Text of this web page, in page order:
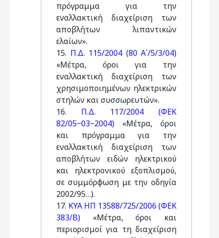
πρόγραμμα για την
εναλλακτική διαχείριση των
αποβλήτων λιπαντικών
ελαίων».
15. Π.Δ. 115/2004 (80 Α΄/5/3/04)
«Μέτρα, όροι για την
εναλλακτική διαχείριση των
χρησιμοποιημένων ηλεκτρικών
στηλών και συσσωρευτών».
16. Π.Δ. 117/2004 (ΦΕΚ
82/05−03−2004) «Μέτρα, όροι
και πρόγραμμα για την
εναλλακτική διαχείριση των
αποβλήτων ειδών ηλεκτρικού
και ηλεκτρονικού εξοπλισμού,
σε συμμόρφωση με την οδηγία
2002/95…).
17. ΚΥΑ ΗΠ 13588/725/2006 (ΦΕΚ
383/Β) «Μέτρα, όροι και
περιορισμοί για τη διαχείριση